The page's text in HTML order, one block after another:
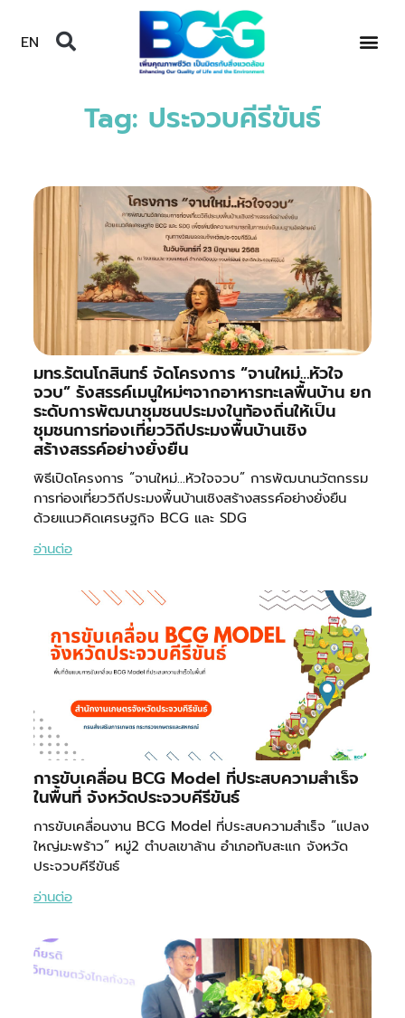
EN
Tag: ประจวบคีรีขันธ์
มทร.รัตนโกสินทร์ จัดโครงการ “จานใหม่…หัวใจ
จวบ” รังสรรค์เมนูใหม่ๆจากอาหารทะเลพื้นบ้าน ยก
ระดับการพัฒนาชุมชนประมงในท้องถิ่นให้เป็น
ชุมชนการท่องเที่ยววิถีประมงพื้นบ้านเชิง
สร้างสรรค์อย่างยั่งยืน
พิธีเปิดโครงการ “จานใหม่…หัวใจจวบ” การพัฒนานวัตกรรม
การท่องเที่ยววิถีประมงพื้นบ้านเชิงสร้างสรรค์อย่างยั่งยืน
ด้วยแนวคิดเศรษฐกิจ BCG และ SDG
อ่านต่อ
การขับเคลื่อน BCG Model ที่ประสบความสำเร็จ
ในพื้นที่ จังหวัดประจวบคีรีขันธ์
การขับเคลื่อนงาน BCG Model ที่ประสบความสำเร็จ “แปลง
ใหญ่มะพร้าว” หมู่2 ตำบลเขาล้าน อำเภอทับสะแก จังหวัด
ประจวบคีรีขันธ์
อ่านต่อ